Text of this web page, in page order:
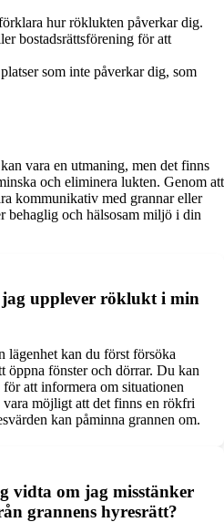
hur röklukten påverkar dig.
bostadsrättsförening för att
som inte påverkar dig, som
vara en utmaning, men det finns
och eliminera lukten. Genom att
kommunikativ med grannar eller
behaglig och hälsosam miljö i din
upplever röklukt i min
kan du först försöka
öppna fönster och dörrar. Du kan
att informera om situationen
möjligt att det finns en rökfri
kan påminna grannen om.
vidta om jag misstänker
grannens hyresrätt?